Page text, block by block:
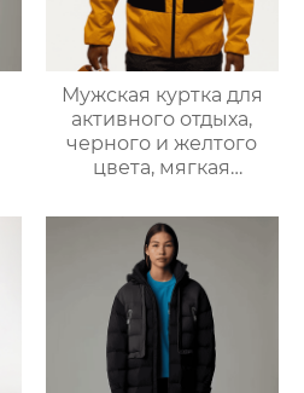
Мужская куртка для
активного отдыха,
черного и желтого
цвета, мягкая